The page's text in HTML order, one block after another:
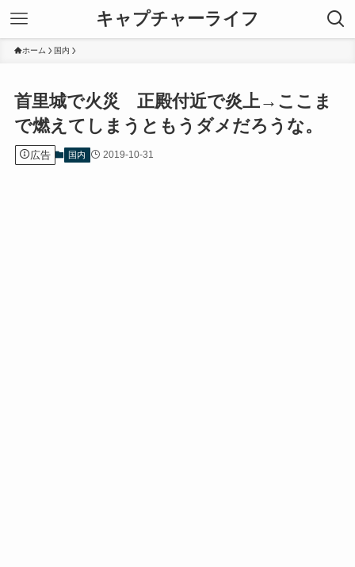
キャプチャーライフ
ホーム 国内
首里城で火災 正殿付近で炎上→ここま
で燃えてしまうともうダメだろうな。
広告 国内 2019-10-31